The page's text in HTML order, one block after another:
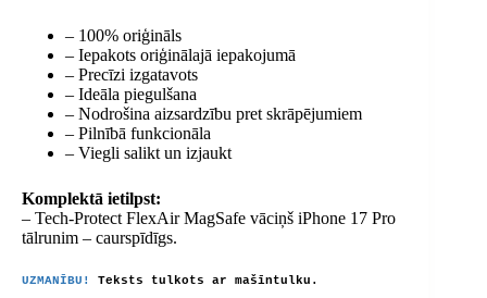
– 100% oriģināls
– Iepakots oriģinālajā iepakojumā
– Precīzi izgatavots
– Ideāla piegulšana
– Nodrošina aizsardzību pret skrāpējumiem
– Pilnībā funkcionāla
– Viegli salikt un izjaukt
Komplektā ietilpst:
– Tech-Protect FlexAir MagSafe vāciņš iPhone 17 Pro
tālrunim – caurspīdīgs.
UZMANĪBU! Teksts tulkots ar mašīntulku.